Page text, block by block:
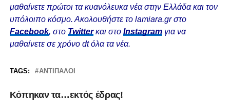
μαθαίνετε πρώτοι τα κυανόλευκα νέα στην Ελλάδα και τον
υπόλοιπο κόσμο. Ακολουθήστε το lamiara.gr στο
Facebook, στο Twitterκαι στο Instagram για να
μαθαίνετε σε χρόνο dt όλα τα νέα.
TAGS: ΑΝΤΊΠΑΛΟΙ
Κόπηκαν τα…εκτός έδρας!